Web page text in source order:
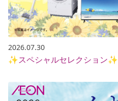
2026.07.30
✨スペシャルセレクション✨